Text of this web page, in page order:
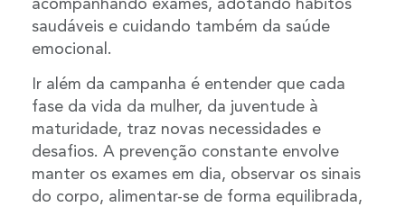
saudáveis e cuidando também da saúde
emocional.
Ir além da campanha é entender que cada
fase da vida da mulher, da juventude à
maturidade, traz novas necessidades e
desafios. A prevenção constante envolve
manter os exames em dia, observar os sinais
do corpo, alimentar-se de forma equilibrada,